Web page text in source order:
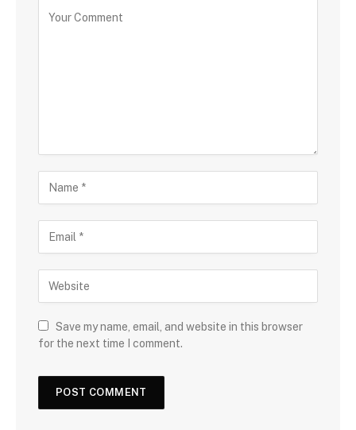
Save my name, email, and website in this browser
for the next time I comment.